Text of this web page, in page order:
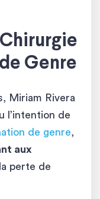
Genre
Miriam Rivera
l’intention de
de genre,
aux
perte de